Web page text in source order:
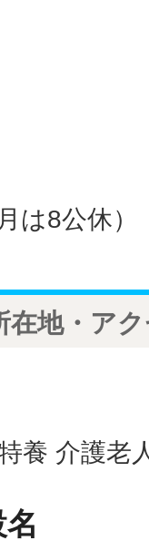
は8公休）
在地・ア
養 介護老